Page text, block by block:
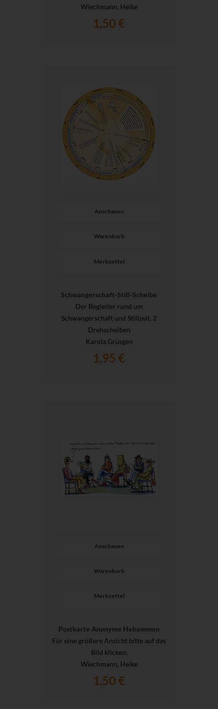
Wiechmann, Heike
1,50 €
Anschauen
Warenkorb
Merkzettel
Schwangerschaft-Still-Scheibe
Der Begleiter rund um
Schwangerschaft und Stillzeit, 2
Drehscheiben
Karola Grüsgen
1,95 €
Anschauen
Warenkorb
Merkzettel
Postkarte Anonyme Hebammen
Für eine größere Ansicht bitte auf das
Bild klicken.
Wiechmann, Heike
1,50 €